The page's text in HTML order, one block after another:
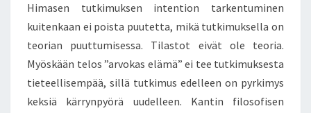
Himasen tutkimuksen intention tarkentuminen
kuitenkaan ei poista puutetta, mikä tutkimuksella on
teorian puuttumisessa. Tilastot eivät ole teoria.
Myöskään telos ”arvokas elämä” ei tee tutkimuksesta
tieteellisempää, sillä tutkimus edelleen on pyrkimys
keksiä kärrynpyörä uudelleen. Kantin filosofisen